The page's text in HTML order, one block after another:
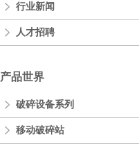
行业新闻
人才招聘
产品世界
破碎设备系列
移动破碎站